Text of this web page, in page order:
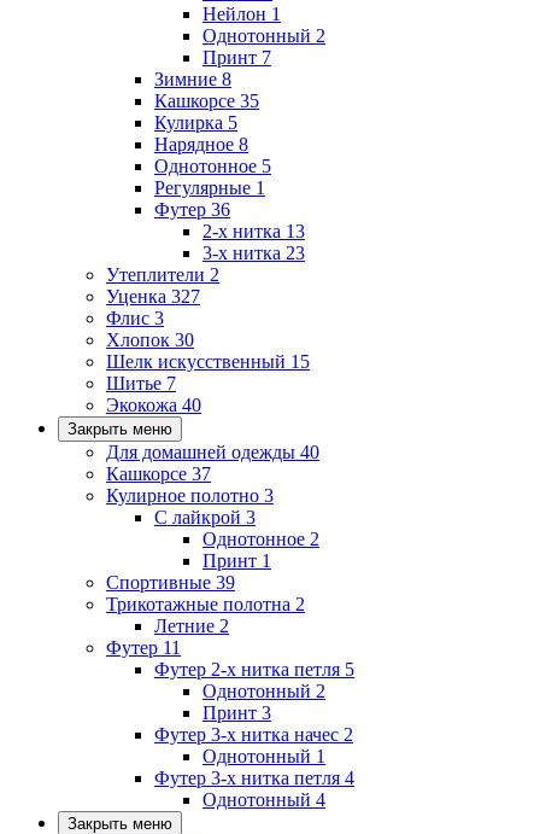
Нейлон 1
Однотонный 2
Принт 7
Зимние 8
Кашкорсе 35
Кулирка 5
Нарядное 8
Однотонное 5
Регулярные 1
Футер 36
2-х нитка 13
3-х нитка 23
Утеплители 2
Уценка 327
Флис 3
Хлопок 30
Шелк искусственный 15
Шитье 7
Экокожа 40
Закрыть меню
Для домашней одежды 40
Кашкорсе 37
Кулирное полотно 3
С лайкрой 3
Однотонное 2
Принт 1
Спортивные 39
Трикотажные полотна 2
Летние 2
Футер 11
Футер 2-х нитка петля 5
Однотонный 2
Принт 3
Футер 3-х нитка начес 2
Однотонный 1
Футер 3-х нитка петля 4
Однотонный 4
Закрыть меню